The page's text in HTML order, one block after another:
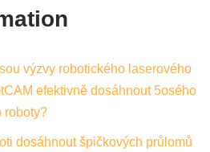
výzvy robotického laserového
efektivně dosáhnout 5osého
roboty?
dosáhnout špičkových průlomů